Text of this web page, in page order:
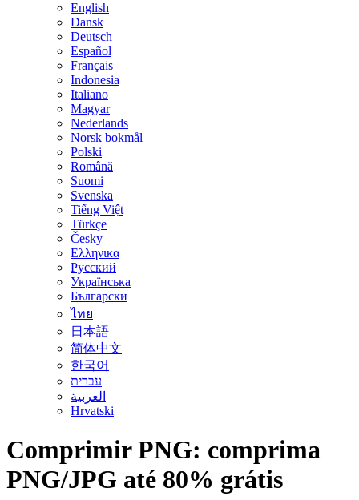
English
Dansk
Deutsch
Español
Français
Indonesia
Italiano
Magyar
Nederlands
Norsk bokmål
Polski
Română
Suomi
Svenska
Tiếng Việt
Türkçe
Česky
Ελληνικα
Русский
Українська
Български
ไทย
日本語
简体中文
한국어
עברית
العربية
Hrvatski
Comprimir PNG: comprima
PNG/JPG até 80% grátis